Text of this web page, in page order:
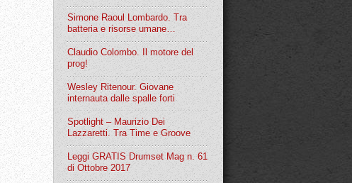
Simone Raoul Lombardo. Tra
batteria e risorse umane…
Claudio Colombo. Il motore del
prog!
Wesley Ritenour. Giovane
internauta dalle spalle forti
Spotlight – Maurizio Dei
Lazzaretti. Tra Time e Groove
Leggi GRATIS Drumset Mag n. 61
di Ottobre 2017